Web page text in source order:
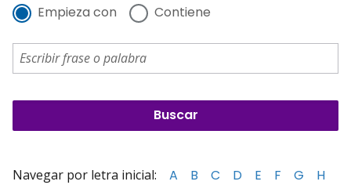
Empieza con Contiene
Navegar por letra inicial: A B C D E F G
H